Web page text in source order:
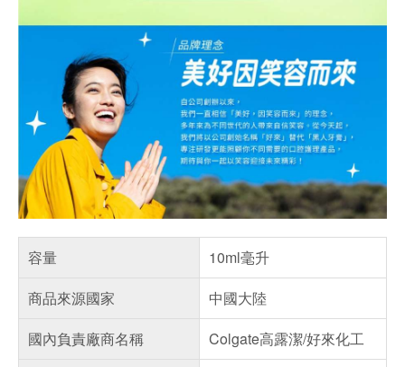
容量
10ml毫升
商品來源國家
中國大陸
國內負責廠商名稱
Colgate高露潔/好來化工